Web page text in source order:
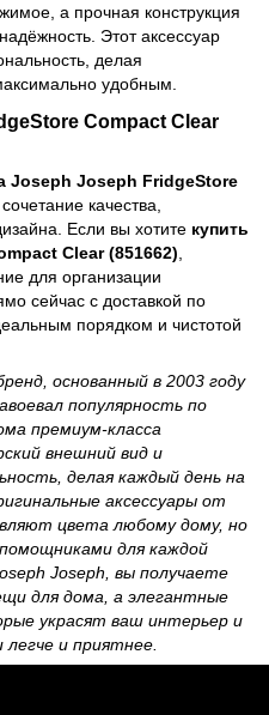
а прочная конструкция
Этот аксессуар
делая
удобным.
Compact Clear
Joseph Joseph FridgeStore
качества,
Если вы хотите купить
Clear (851662)
для организации
сейчас с доставкой по
порядком и чистотой
основанный в 2003 году
популярность по
премиум‑класса
внешний вид и
делая каждый день на
аксессуары от
цвета любому дому, но
для каждой
Joseph, вы получаете
для дома, а элегантные
украсят ваш интерьер и
и приятнее.